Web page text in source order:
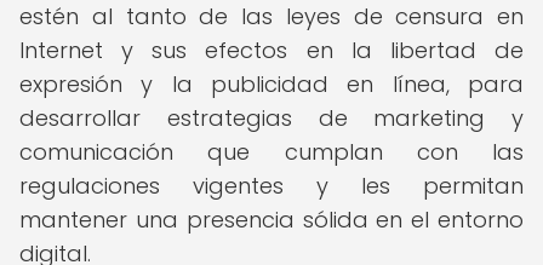
estén al tanto de las leyes de censura en
Internet y sus efectos en la libertad de
expresión y la publicidad en línea, para
desarrollar estrategias de marketing y
comunicación que cumplan con las
regulaciones vigentes y les permitan
mantener una presencia sólida en el entorno
digital.